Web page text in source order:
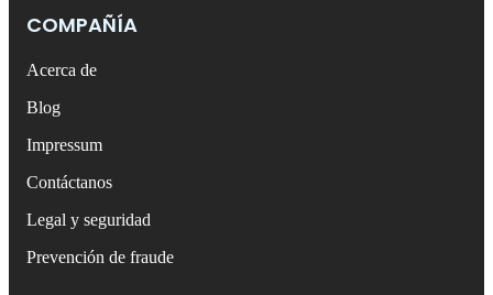
COMPAÑÍA
Acerca de
Blog
Impressum
Contáctanos
Legal y seguridad
Prevención de fraude